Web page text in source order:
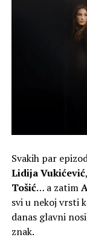
Svakih par
Lidija Vukićević,
Tošić… a zatim
svi u nekoj vrsti
danas glavni
znak.